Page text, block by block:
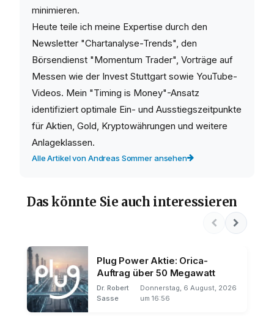
minimieren.
Heute teile ich meine Expertise durch den
Newsletter "Chartanalyse-Trends", den
Börsendienst "Momentum Trader", Vorträge auf
Messen wie der Invest Stuttgart sowie YouTube-
Videos. Mein "Timing is Money"-Ansatz
identifiziert optimale Ein- und Ausstiegszeitpunkte
für Aktien, Gold, Kryptowährungen und weitere
Anlageklassen.
Alle Artikel von Andreas Sommer ansehen
Das könnte Sie auch interessieren
Plug Power Aktie: Orica-
Auftrag über 50 Megawatt
Dr. Robert
Sasse
Donnerstag, 6 August, 2026
um 16:56